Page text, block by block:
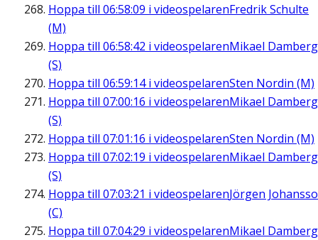
Hoppa till 06:58:09 i videospelarenFredrik Schulte
(M)
Hoppa till 06:58:42 i videospelarenMikael Damberg
(S)
Hoppa till 06:59:14i videospelarenSten Nordin (M)
Hoppa till 07:00:16 i videospelarenMikael Damberg
(S)
Hoppa till 07:01:16 i videospelarenSten Nordin (M)
Hoppa till 07:02:19 i videospelarenMikael Damberg
(S)
Hoppa till 07:03:21 i videospelarenJörgen
(C)
Hoppa till 07:04:29 i videospelarenMikael Damberg